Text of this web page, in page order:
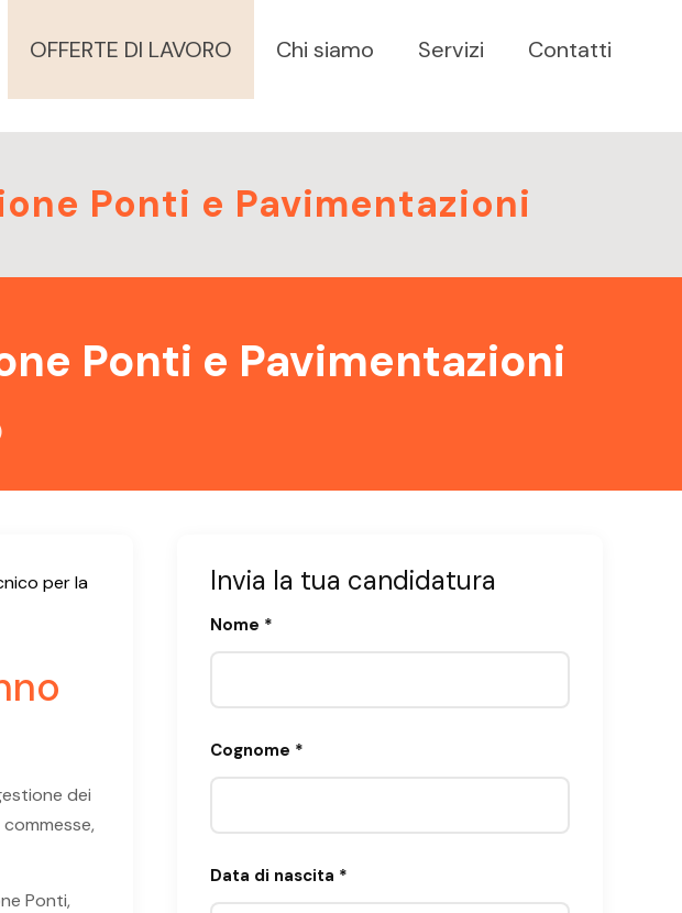
OFFERTE DI LAVORO Chi siamo Servizi Contatti
Ponti e Pavimentazioni
Ponti e Pavimentazioni
per la
dei
Ponti,
Invia la tua candidatura
Nome *
Cognome *
Data di nascita *